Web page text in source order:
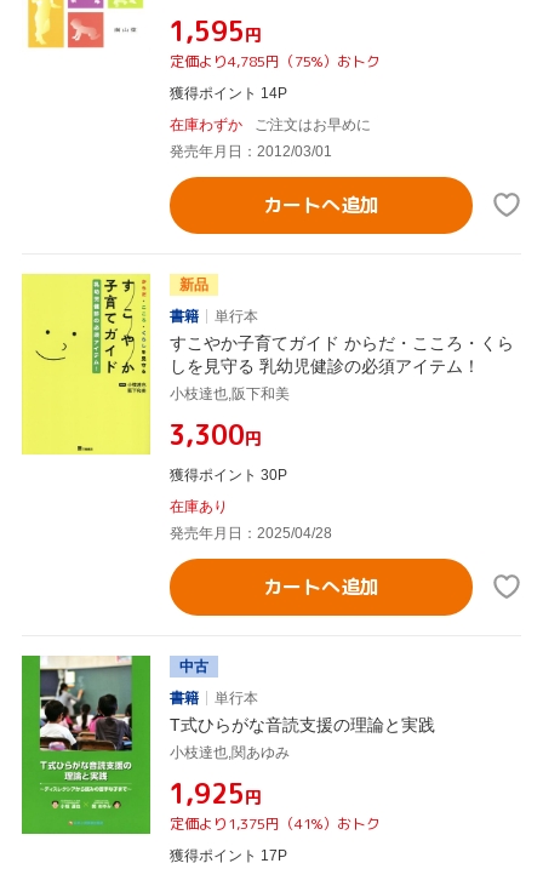
¥1,595円
定価より4,785円（75%）おトク
獲得ポイント 14P
在庫わずか
ご注文はお早めに
発売年月日：2012/03/01
カートへ追加
新品
書籍
単行本
すこやか子育てガイド からだ・こころ・くら
しを見守る 乳幼児健診の必須アイテム！
小枝達也,阪下和美
¥3,300円
獲得ポイント 30P
在庫あり
発売年月日：2025/04/28
カートへ追加
中古
書籍
単行本
T式ひらがな音読支援の理論と実践
小枝達也,関あゆみ
¥1,925円
定価より1,375円（41%）おトク
獲得ポイント 17P